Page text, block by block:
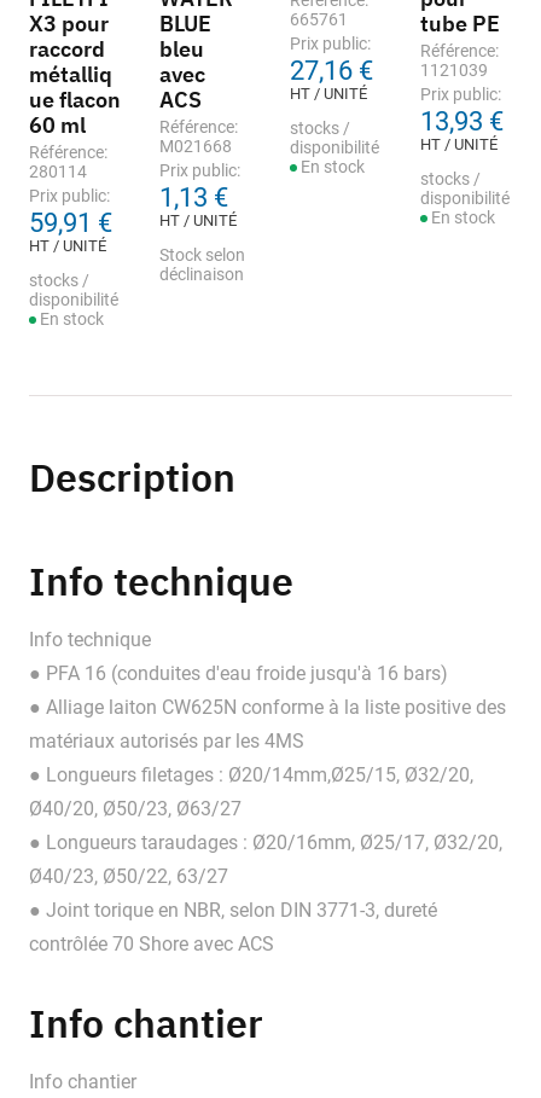
X3 pour
raccord
métalliq
ue flacon
60 ml
Référence:
280114
Prix public:
59,91 €
HT / UNITÉ
stocks /
disponibilité
En stock
BLUE
bleu
avec
ACS
Référence:
M021668
Prix public:
1,13 €
HT / UNITÉ
Stock selon
déclinaison
665761
Prix public:
27,16 €
HT / UNITÉ
stocks /
disponibilité
En stock
tube PE
Référence:
1121039
Prix public:
13,93 €
HT / UNITÉ
stocks /
disponibilité
En stock
Description
Info technique
Info technique
● PFA 16 (conduites d'eau froide jusqu'à 16 bars)
● Alliage laiton CW625N conforme à la liste positive des
matériaux autorisés par les 4MS
● Longueurs filetages : Ø20/14mm,Ø25/15, Ø32/20,
Ø40/20, Ø50/23, Ø63/27
● Longueurs taraudages : Ø20/16mm, Ø25/17, Ø32/20,
Ø40/23, Ø50/22, 63/27
● Joint torique en NBR, selon DIN 3771-3, dureté
contrôlée 70 Shore avec ACS
Info chantier
Info chantier